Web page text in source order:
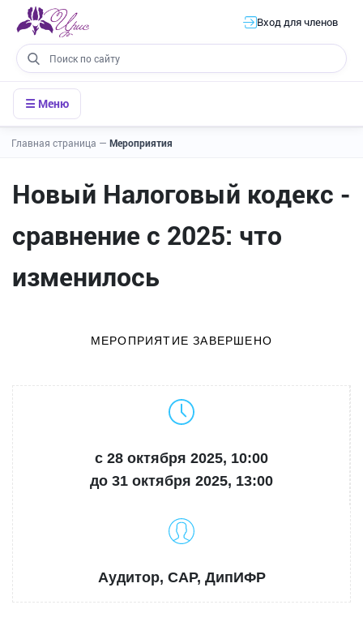
Вход для членов
☰ Меню
Главная страница — Мероприятия
Новый Налоговый кодекс -
сравнение с 2025: что
изменилось
МЕРОПРИЯТИЕ ЗАВЕРШЕНО
с 28 октября 2025, 10:00
до 31 октября 2025, 13:00
Аудитор, CAP, ДипИФР